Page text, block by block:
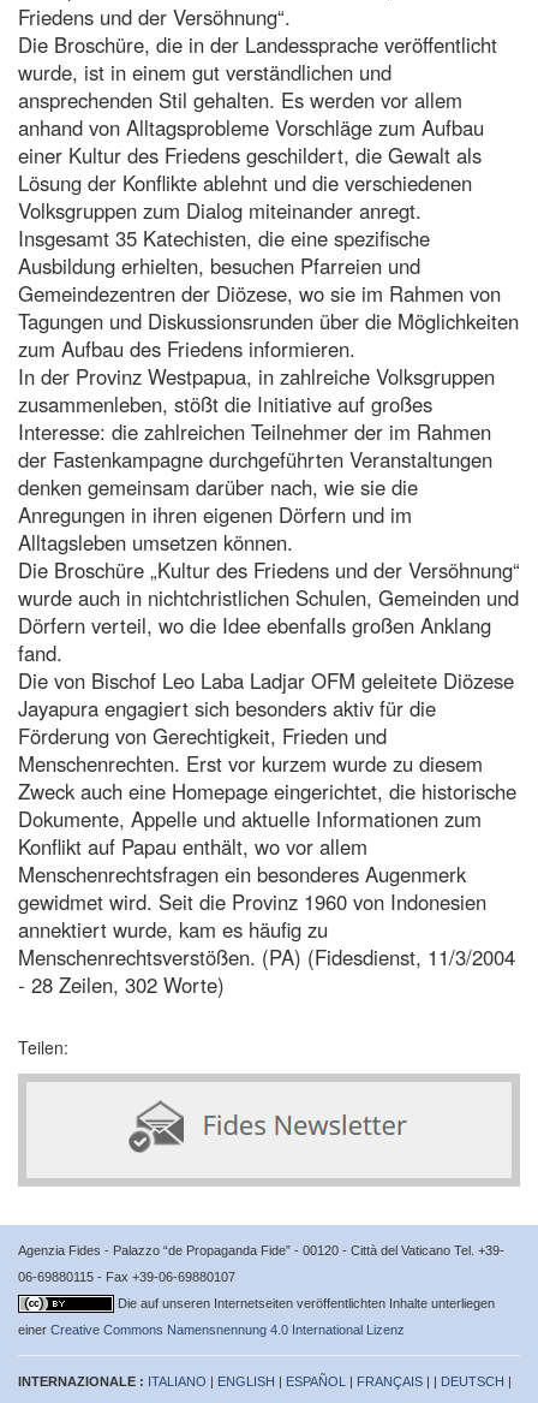
Friedens und der Versöhnung“.
Die Broschüre, die in der Landessprache veröffentlicht
wurde, ist in einem gut verständlichen und
ansprechenden Stil gehalten. Es werden vor allem
anhand von Alltagsprobleme Vorschläge zum Aufbau
einer Kultur des Friedens geschildert, die Gewalt als
Lösung der Konflikte ablehnt und die verschiedenen
Volksgruppen zum Dialog miteinander anregt.
Insgesamt 35 Katechisten, die eine spezifische
Ausbildung erhielten, besuchen Pfarreien und
Gemeindezentren der Diözese, wo sie im Rahmen von
Tagungen und Diskussionsrunden über die Möglichkeiten
zum Aufbau des Friedens informieren.
In der Provinz Westpapua, in zahlreiche Volksgruppen
zusammenleben, stößt die Initiative auf großes
Interesse: die zahlreichen Teilnehmer der im Rahmen
der Fastenkampagne durchgeführten Veranstaltungen
denken gemeinsam darüber nach, wie sie die
Anregungen in ihren eigenen Dörfern und im
Alltagsleben umsetzen können.
Die Broschüre „Kultur des Friedens und der Versöhnung“
wurde auch in nichtchristlichen Schulen, Gemeinden und
Dörfern verteil, wo die Idee ebenfalls großen Anklang
fand.
Die von Bischof Leo Laba Ladjar OFM geleitete Diözese
Jayapura engagiert sich besonders aktiv für die
Förderung von Gerechtigkeit, Frieden und
Menschenrechten. Erst vor kurzem wurde zu diesem
Zweck auch eine Homepage eingerichtet, die historische
Dokumente, Appelle und aktuelle Informationen zum
Konflikt auf Papau enthält, wo vor allem
Menschenrechtsfragen ein besonderes Augenmerk
gewidmet wird. Seit die Provinz 1960 von Indonesien
annektiert wurde, kam es häufig zu
Menschenrechtsverstößen. (PA) (Fidesdienst, 11/3/2004
- 28 Zeilen, 302 Worte)
Teilen:
Agenzia Fides - Palazzo “de Propaganda Fide” - 00120 - Città del Vaticano Tel. +39-
06-69880115 - Fax +39-06-69880107
Die auf unseren Internetseiten veröffentlichten Inhalte unterliegen
einer Creative Commons Namensnennung 4.0 International Lizenz
INTERNAZIONALE : ITALIANO | ENGLISH | ESPAÑOL | FRANÇAIS | | DEUTSCH |